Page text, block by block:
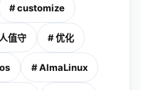
# customize
值守 # 优化
# AlmaLinux